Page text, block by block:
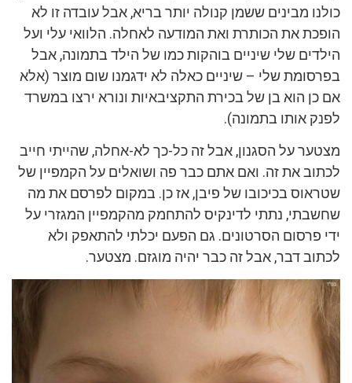
כולנו מבינים ששמן קנולה יותר בריא, אבל עובדה זו לא
הופכת את הכותרת ואת המודעה לאחלה. הלוואי עלי ועל
הילדים שלי שיניים בוהקות כמו של הילד בתמונה, אבל
בפרסומת שלי – שיניים כאלה לא ידגמנו שום מוצר (אלא
אם כן הוא בן של בכירת התקציבאיות ונורא ירצו במשרד
לפנק אותו בתמונה).
מצטער על הסגנון, אבל זה כל-כך לא-אחלה, שהייתי חייב
לכתוב את זה. ואם אתם כבר פה ושואלים על הקמפיין של
שטראוס בכיכובו של פיבן, אז כן. במקום לפרסם את מה
שחשבתי, נתתי לדינקיס להתחמק מהקמפיין המגזרי על
ידי פרסום הסרטונים. גם הפעם יכלתי להתאפק ולא
לכתוב דבר, אבל זה כבר יהיה מוגזם. מצטער.